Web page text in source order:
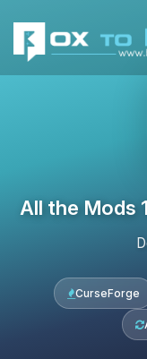
All the Mods
CurseForge